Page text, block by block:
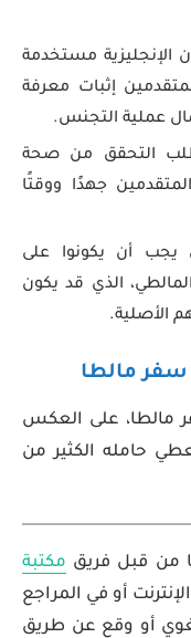
الإنجليزية مستخدمة
إثبات معرفة
عملية التجنس.
التحقق من صحة
جهدًا ووقتًا
يجب أن يكونوا على
الذي قد يكون
الأصلية.
سفر مالطا
مالطا، على العكس
حامله الكثير من
من قبل فريق مكتبة
أو في المراجع
أو وقع عن طريق